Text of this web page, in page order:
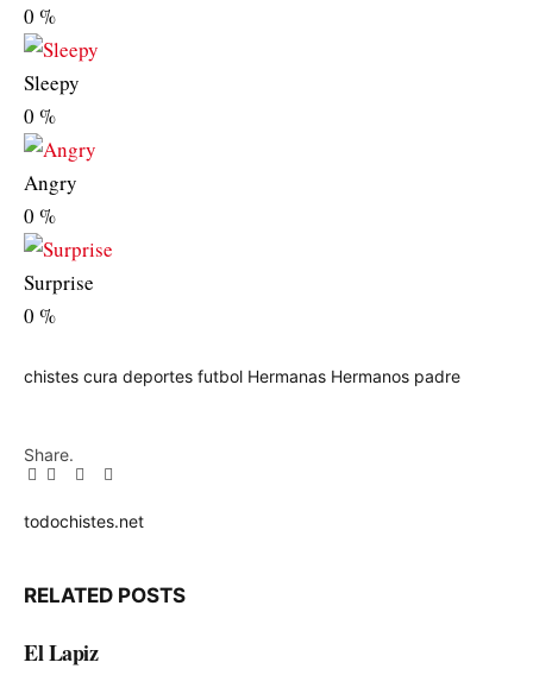
0 %
Sleepy
0 %
Angry
0 %
Surprise
0 %
chistes cura deportes futbol Hermanas Hermanos padre
Share.
Facebook
TwitterPinterest
LinkedIn
Tumblr
Email
todochistes.net
RELATED POSTS
El Lapiz